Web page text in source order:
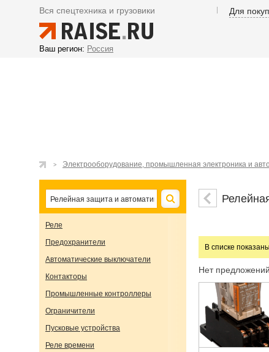
Вся спецтехника и грузовики Для
Ваш регион: Россия
Электрооборудование, промышленная электроника и
Реле
Предохранители
Автоматические выключатели
Контакторы
Промышленные контроллеры
Ограничители
Пусковые устройства
Реле времени
В списке
Нет